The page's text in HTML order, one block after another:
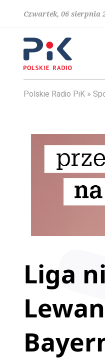
Czwartek, 06 sierpnia
Polskie Radio PiK
Liga